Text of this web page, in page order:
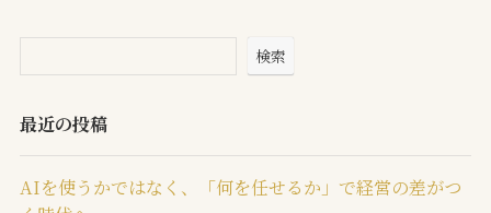
検索
最近の投稿
AIを使うかではなく、「何を任せるか」で経営の差がつ